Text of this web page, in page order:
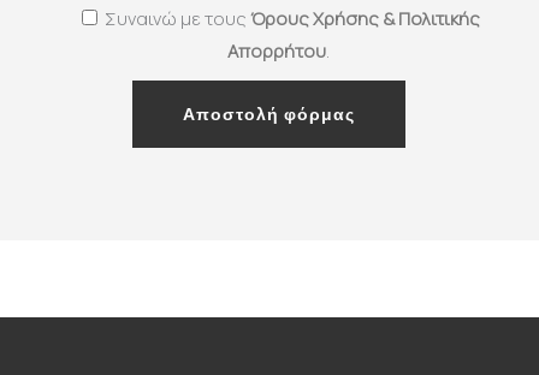
Συναινώ με τουςΌρους Χρήσης & Πολιτικής
Απορρήτου.